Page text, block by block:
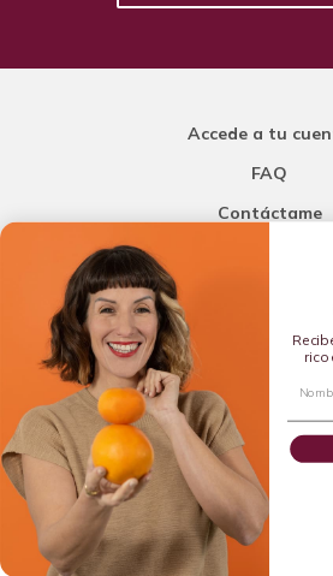
Accede a tu
FAQ
Contáctame
Añade una porción de
Copyright © 2016-2026 Carla L. de la
Dietista Destacada del 2020 y Líder en
2024 por la Academia de
rico